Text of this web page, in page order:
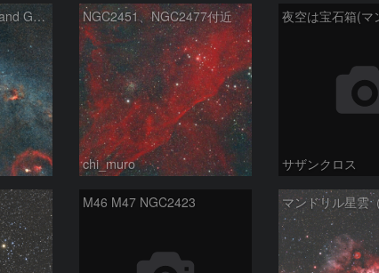
Southern Milky Way and Gum Nebula NGC2451、NGC2477付近
chi_muro サザンクロス
M46 M47 NGC2423